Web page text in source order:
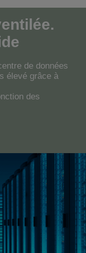
de données
élevé grâce à
des